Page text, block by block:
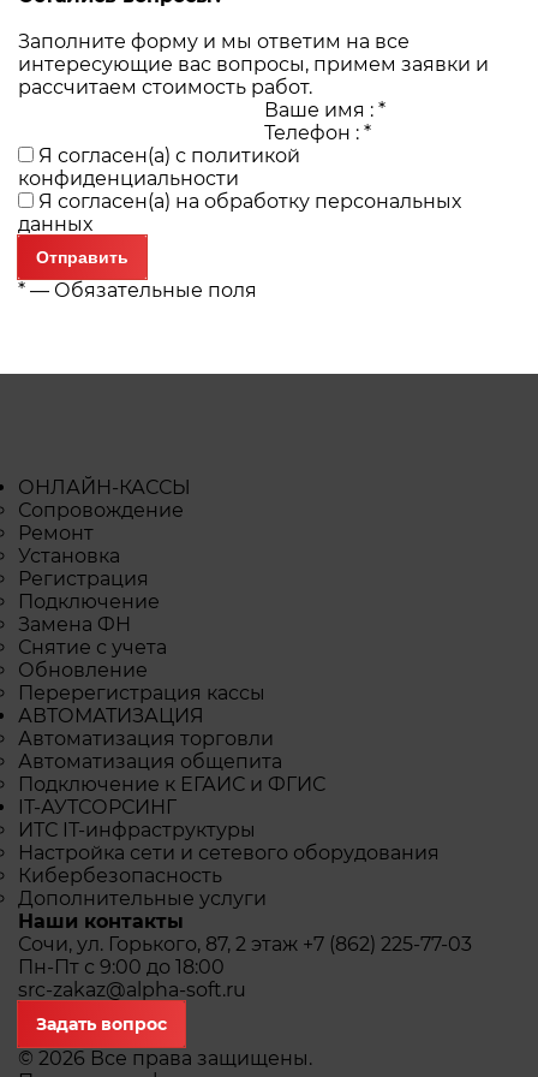
Заполните форму и мы ответим на все
интересующие вас вопросы, примем заявки и
рассчитаем стоимость работ.
Ваше имя : *
Телефон : *
Я согласен(а) с политикой
конфиденциальности
Я согласен(а) на обработку персональных
данных
* — Обязательные поля
ОНЛАЙН-КАССЫ
Сопровождение
Ремонт
Установка
Регистрация
Подключение
Замена ФН
Снятие с учета
Обновление
Перерегистрация кассы
АВТОМАТИЗАЦИЯ
Автоматизация торговли
Автоматизация общепита
Подключение к ЕГАИС и ФГИС
IТ-АУТСОРСИНГ
ИТС IТ-инфраструктуры
Настройка сети и сетевого оборудования
Кибербезопасность
Дополнительные услуги
Наши контакты
Сочи, ул. Горького, 87, 2 этаж +7 (862) 225-77-03
Пн-Пт с 9:00 до 18:00
src-zakaz@alpha-soft.ru
Задать вопрос
© 2026 Все права защищены.